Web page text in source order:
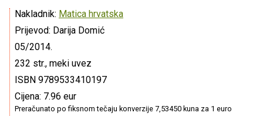
Nakladnik: Matica hrvatska
Prijevod: Darija Domić
05/2014.
232 str., meki uvez
ISBN 9789533410197
Cijena: 7.96 eur
Preračunato po fiksnom tečaju konverzije 7,53450 kuna za 1 euro